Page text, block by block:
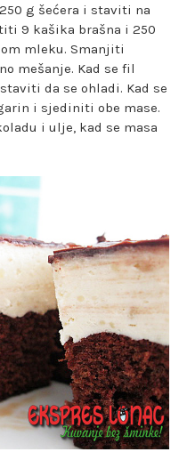
g šećera i staviti na
9 kašika brašna i 250
mleku. Smanjiti
mešanje. Kad se fil
da se ohladi. Kad se
i sjediniti obe mase.
i ulje, kad se masa